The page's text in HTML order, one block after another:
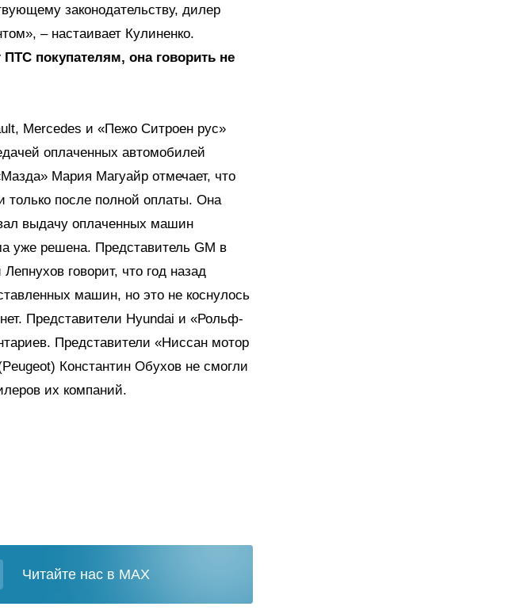
законодательству, дилер
– настаивает Кулиненко.
покупателям, она говорить не
Merсedes и «Пежо Ситроен рус»
оплаченных автомобилей
Мария Магуайр отмечает, что
только после полной оплаты. Она
выдачу оплаченных машин
уже решена. Представитель GM в
говорит, что год назад
машин, но это не коснулось
Представители Hyundai и «Рольф-
Представители «Ниссан мотор
Константин Обухов не смогли
их компаний.
Читайте нас в MAX